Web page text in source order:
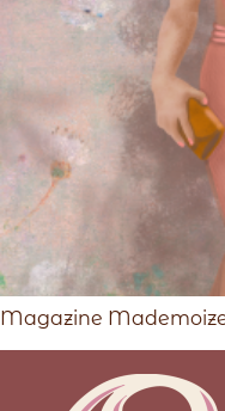
Magazine